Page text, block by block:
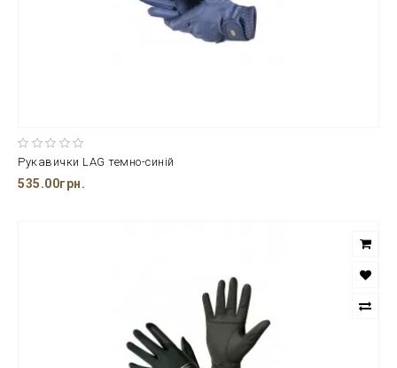
Рукавички LAG темно-синій
535.00грн.